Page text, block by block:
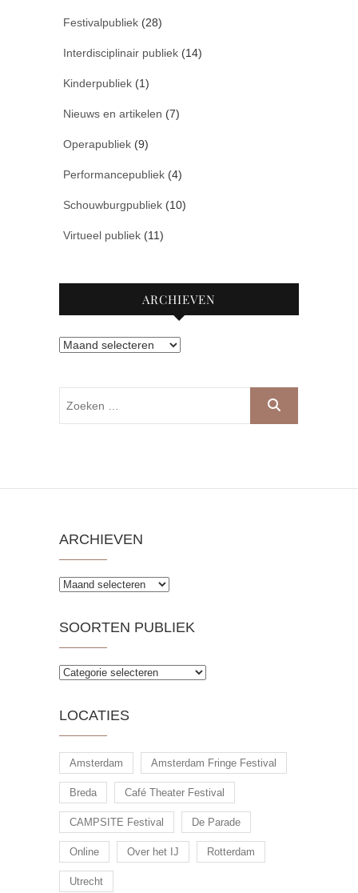
Festivalpubliek (28)
Interdisciplinair publiek (14)
Kinderpubliek (1)
Nieuws en artikelen (7)
Operapubliek (9)
Performancepubliek (4)
Schouwburgpubliek (10)
Virtueel publiek (11)
ARCHIEVEN
Archieven
Zoeken
ARCHIEVEN
Archieven
SOORTEN PUBLIEK
Soorten
LOCATIES
Amsterdam Amsterdam Fringe Festival
Breda Café Theater Festival
CAMPSITE Festival De Parade
Online Over het IJ Rotterdam
Utrecht